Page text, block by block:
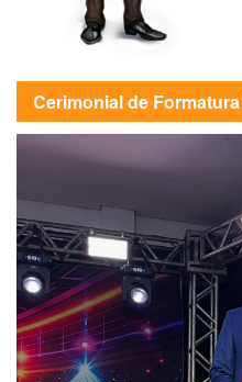
Cerimonial de